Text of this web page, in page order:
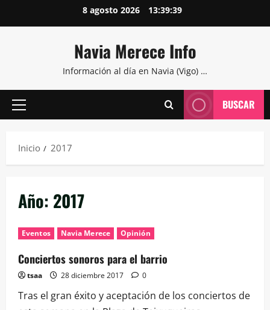
al
8 agosto 2026 13:39:40
Navia Merece Info
Información al día en Navia (Vigo) …
Menú
BUSCAR
Inicio 2017
Año: 2017
Eventos Navia Merece Opinión
Conciertos sonoros para el barrio
tsaa 28 diciembre 2017 0
Tras el gran éxito y aceptación de los conciertos de